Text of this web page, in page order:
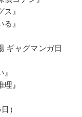
』
』
ギャグマンガ日
』
）